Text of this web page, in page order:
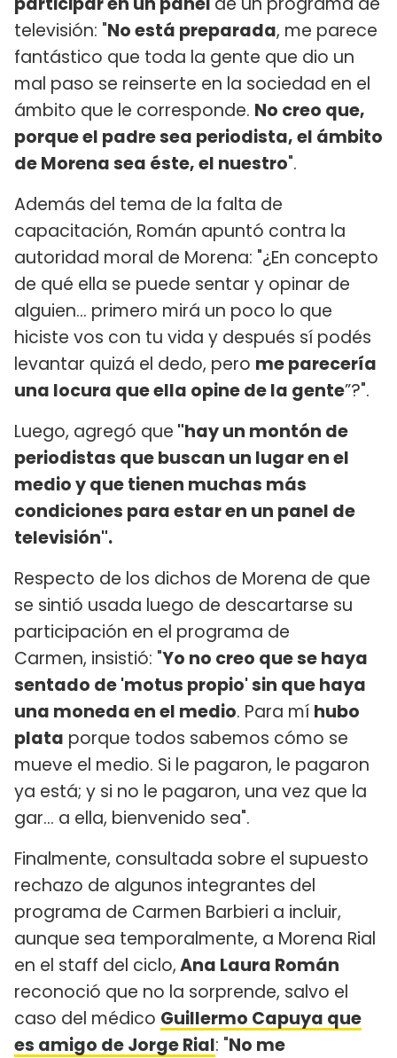
televisión: "No está preparada, me parece
fantástico que toda la gente que dio un
mal paso se reinserte en la sociedad en el
ámbito que le corresponde. No creo que,
porque el padre sea periodista, el ámbito
de Morena sea éste, el nuestro".
Además del tema de la falta de
capacitación, Román apuntó contra la
autoridad moral de Morena: "¿En concepto
de qué ella se puede sentar y opinar de
alguien... primero mirá un poco lo que
hiciste vos con tu vida y después sí podés
levantar quizá el dedo, pero me parecería
una locura que ella opine de la gente”?".
Luego, agregó que "hay un montón de
periodistas que buscan un lugar en el
medio y que tienen muchas más
condiciones para estar en un panel de
televisión".
Respecto de los dichos de Morena de que
se sintió usada luego de descartarse su
participación en el programa de
Carmen, insistió: "Yo no creo que se haya
sentado de 'motus propio' sin que haya
una moneda en el medio. Para mí hubo
plata porque todos sabemos cómo se
mueve el medio. Si le pagaron, le pagaron
ya está; y si no le pagaron, una vez que la
gar... a ella, bienvenido sea".
Finalmente, consultada sobre el supuesto
rechazo de algunos integrantes del
programa de Carmen Barbieri a incluir,
aunque sea temporalmente, a Morena Rial
en el staff del ciclo,Ana Laura Román
reconoció que no la sorprende, salvo el
caso del médico Guillermo Capuya que
es amigo de Jorge Rial: "No me